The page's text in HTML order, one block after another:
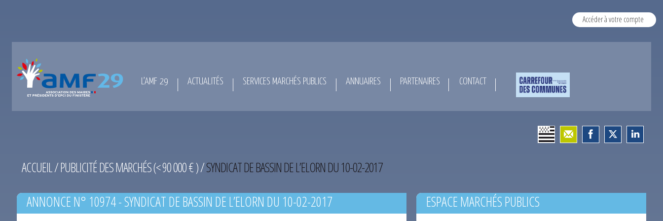
Accéder à votre compte
L’AMF 29 ACTUALITÉS SERVICES MARCHÉS PUBLICS ANNUAIRES PARTENAIRES CONTACT
ACCUEIL/PUBLICITÉ DES MARCHÉS (< 90 000 € )/SYNDICAT DE BASSIN DE L’ELORN DU 10-02-2017
ANNONCE N° 10974 - SYNDICAT DE BASSIN DE L’ELORN DU 10-02-2017 ESPACE MARCHÉS PUBLICS